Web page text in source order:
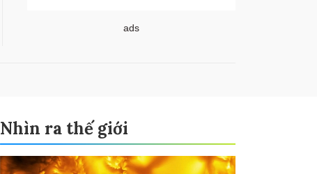
ads
Nhìn ra thế giới